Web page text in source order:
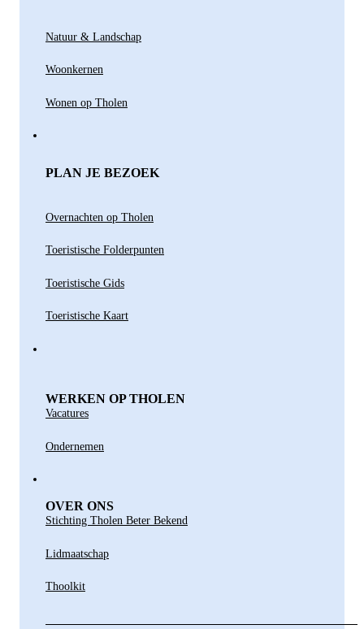
Natuur & Landschap
Woonkernen
Wonen op Tholen
PLAN JE BEZOEK
Overnachten op Tholen
Toeristische Folderpunten
Toeristische Gids
Toeristische Kaart
WERKEN OP THOLEN
Vacatures
Ondernemen
OVER ONS
Stichting Tholen Beter Bekend
Lidmaatschap
Thoolkit